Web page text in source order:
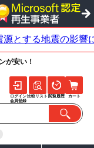
が安い！
ログイン
会員登録
比較リスト 閲覧履歴 カート